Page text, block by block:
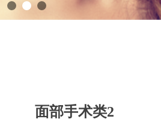
面部手术类2